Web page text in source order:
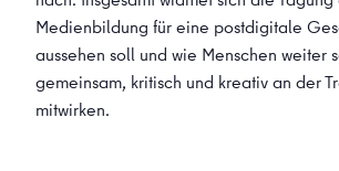
Medienbildung für eine postdigitale
aussehen soll und wie Menschen weiter
gemeinsam, kritisch und kreativ an der
mitwirken.